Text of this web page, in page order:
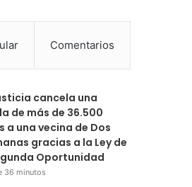
Comentarios
cancela una
de más de 36.500
a una vecina de Dos
gracias a la Ley de
Oportunidad
36 minutos